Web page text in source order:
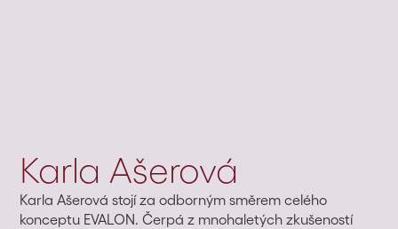
Karla Ašerová
Karla Ašerová stojí za odborným směrem celého
konceptu EVALON. Čerpá z mnohaletých zkušeností